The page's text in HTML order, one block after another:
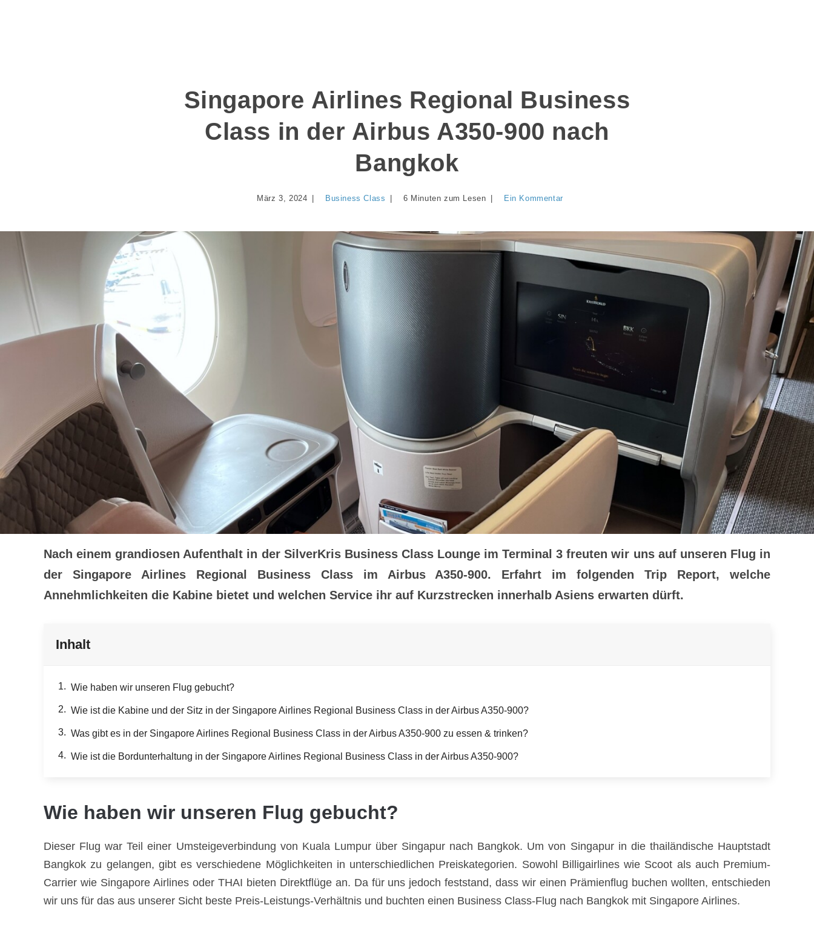
Singapore Airlines Regional Business
Class in der Airbus A350-900 nach
Bangkok
März 3, 2024 Business Class 6 Minuten zum Lesen Ein Kommentar
Nach einem grandiosen Aufenthalt in der SilverKris Business Class Lounge im Terminal 3 freuten wir uns auf unseren Flug in
der Singapore Airlines Regional Business Class im Airbus A350-900. Erfahrt im folgenden Trip Report, welche
Annehmlichkeiten die Kabine bietet und welchen Service ihr auf Kurzstrecken innerhalb Asiens erwarten dürft.
Inhalt
Wie haben wir unseren Flug gebucht?
Wie ist die Kabine und der Sitz in der Singapore Airlines Regional Business Class in der Airbus A350-900?
Was gibt es in der Singapore Airlines Regional Business Class in der Airbus A350-900 zu essen & trinken?
Wie ist die Bordunterhaltung in der Singapore Airlines Regional Business Class in der Airbus A350-900?
Wie haben wir unseren Flug gebucht?
Dieser Flug war Teil einer Umsteigeverbindung von Kuala Lumpur über Singapur nach Bangkok. Um von Singapur in die thailändische Hauptstadt
Bangkok zu gelangen, gibt es verschiedene Möglichkeiten in unterschiedlichen Preiskategorien. Sowohl Billigairlines wie Scoot als auch Premium-
Carrier wie Singapore Airlines oder THAI bieten Direktflüge an. Da für uns jedoch feststand, dass wir einen Prämienflug buchen wollten, entschieden
wir uns für das aus unserer Sicht beste Preis-Leistungs-Verhältnis und buchten einen Business Class-Flug nach Bangkok mit Singapore Airlines.